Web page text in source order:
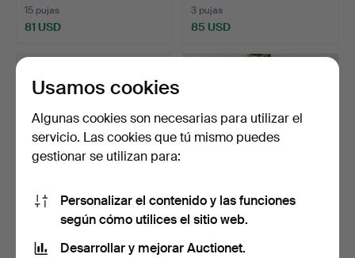
15 pujas
81 USD
3 pujas
85 USD
BROCHE, PENDIENTES,
plata, porcelana.
COLLAR CON COLGANTE,
oro de 18 quilates.
Usamos cookies
Algunas cookies son necesarias para utilizar el
servicio. Las cookies que tú mismo puedes
gestionar se utilizan para:
Personalizar el contenido y las funciones
según cómo utilices el sitio web.
Desarrollar y mejorar Auctionet.